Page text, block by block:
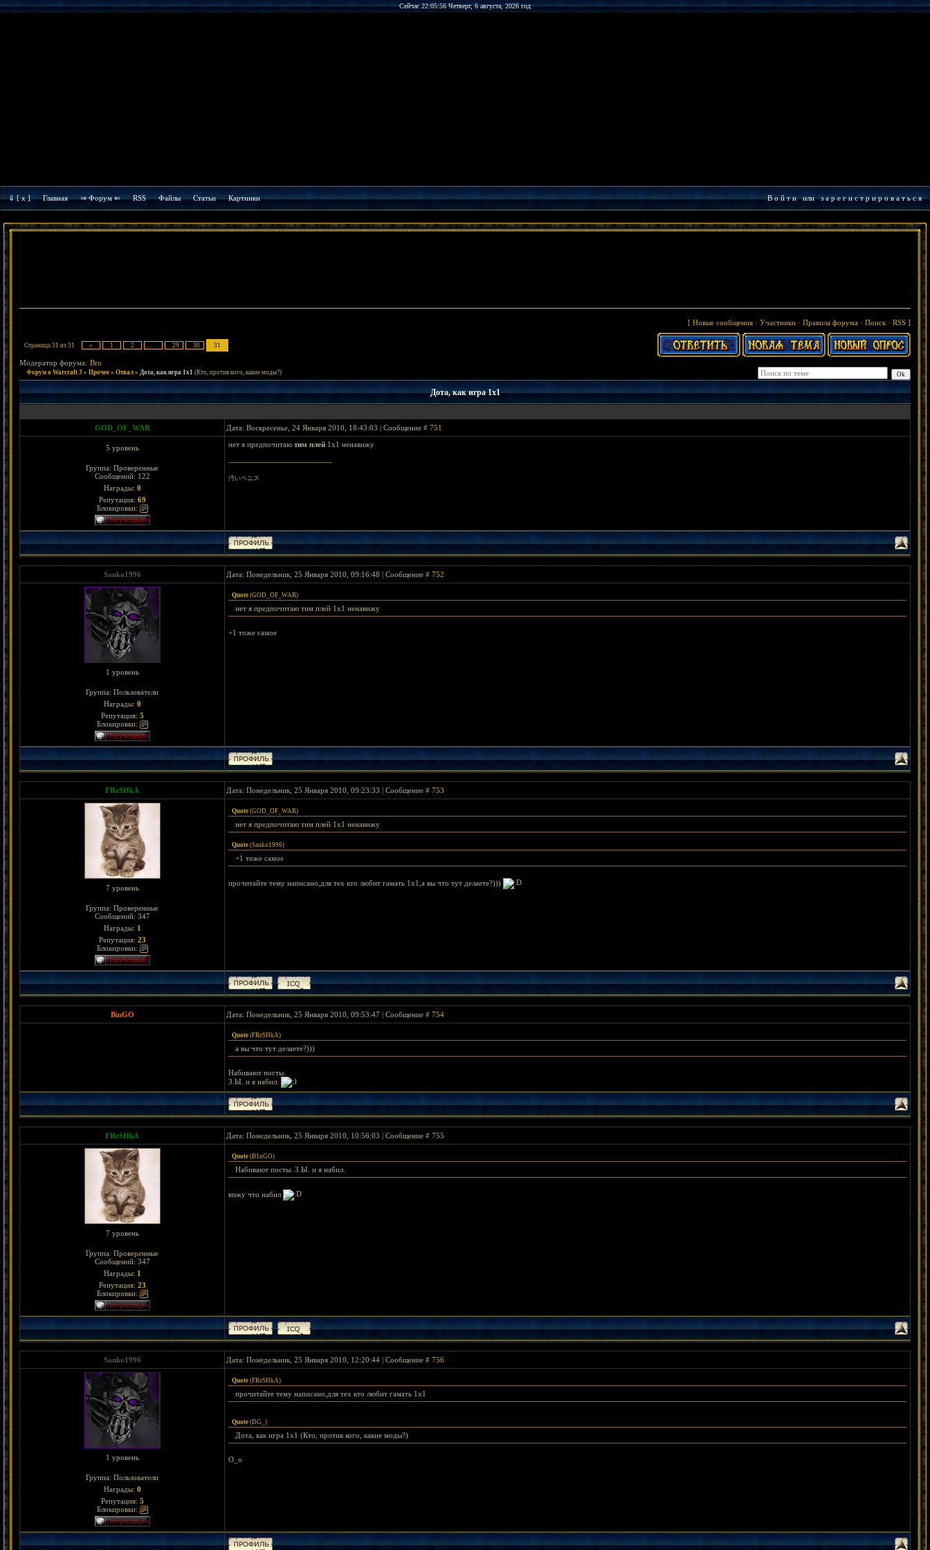
Сейчас 22:05:56 Четверг, 6 августа, 2026 год
⇓ [ x ] Главная ⇒ Форум ⇐ RSS Файлы Cтатьи Картинки В о й т иилиз а р е г и с т р и р о в а т ь с я
[ Новые сообщения · Участники · Правила форума · Поиск · RSS ]
Страница 31 из 31 « 1 2 … 29 30 31
Модератор форума: Bru
Форум о Warcraft 3 » Прочее » Отвал » Дота, как игра 1х1 (Кто, против кого, какие моды?)
Дота, как игра 1х1
GOD_OF_WAR Дата: Воскресенье, 24 Января 2010, 18:43:03 | Сообщение # 751
5 уровень
Группа: Проверенные
Сообщений: 122
Награды: 0
Репутация: 69
Блокировки:
нет я предпочитаю тим плей 1х1 ненавижу
汚いペニス
Sanko1996 Дата: Понедельник, 25 Января 2010, 09:16:48 | Сообщение # 752
1 уровень
Группа: Пользователи
Награды: 0
Репутация: 5
Блокировки:
Quote (GOD_OF_WAR)
нет я предпочитаю тим плей 1х1 ненавижу
+1 тоже самое
FReSHkA Дата: Понедельник, 25 Января 2010, 09:23:33 | Сообщение # 753
7 уровень
Группа: Проверенные
Сообщений: 347
Награды: 1
Репутация: 23
Блокировки:
Quote (GOD_OF_WAR)
нет я предпочитаю тим плей 1х1 ненавижу
Quote (Sanko1996)
+1 тоже самое
прочитайте тему написано,для тех кто любит гамать 1х1,а вы что тут делаете?)))
BinGO Дата: Понедельник, 25 Января 2010, 09:53:47 | Сообщение # 754
Quote (FReSHkA)
а вы что тут делаете?)))
Набивают посты.
З.Ы. и я набил.
FReSHkA Дата: Понедельник, 25 Января 2010, 10:56:03 | Сообщение # 755
7 уровень
Группа: Проверенные
Сообщений: 347
Награды: 1
Репутация: 23
Блокировки:
Quote (B1nGO)
Набивают посты. З.Ы. и я набил.
вижу что набил
Sanko1996 Дата: Понедельник, 25 Января 2010, 12:20:44 | Сообщение # 756
1 уровень
Группа: Пользователи
Награды: 0
Репутация: 5
Блокировки:
Quote (FReSHkA)
прочитайте тему написано,для тех кто любит гамать 1х1
Quote (DG_ )
Дота, как игра 1х1 (Кто, против кого, какие моды?)
О_о